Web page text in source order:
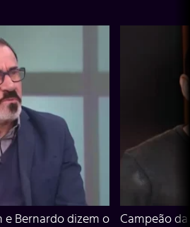
e Bernardo dizem o
Campeão